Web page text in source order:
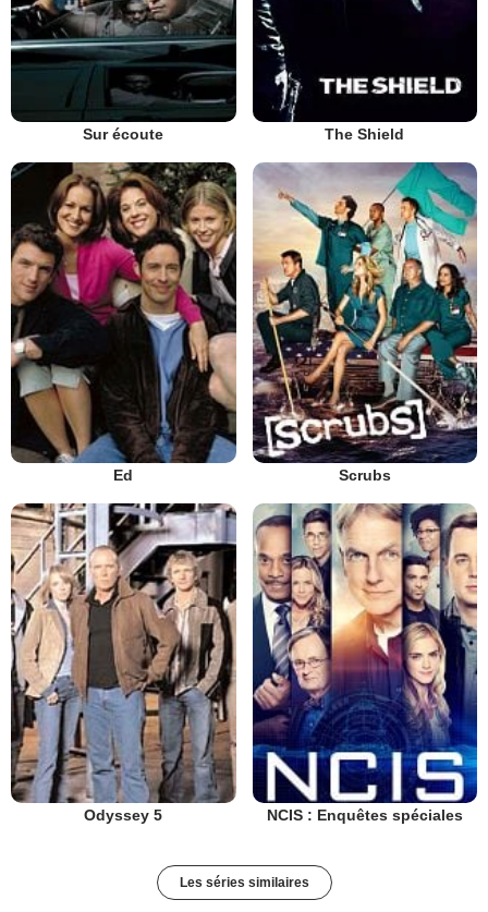
Sur écoute The Shield
Ed Scrubs
Odyssey 5 NCIS : Enquêtes spéciales
Les séries similaires